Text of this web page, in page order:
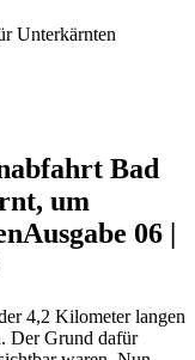
Unterkärnten
Bad
um
Ausgabe 06 |
4,2 Kilometer langen
Der Grund dafür